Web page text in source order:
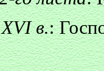
в.: